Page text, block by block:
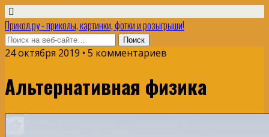
Прикол.ру - приколы, картинки, фотки и розыгрыши!
24 октября 2019 • 5 комментариев
Альтернативная физика